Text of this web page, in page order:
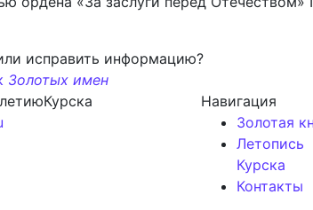
исправить информацию?
Золотых имен
Навигация
Золотая
Летопись
Курска
Контакты